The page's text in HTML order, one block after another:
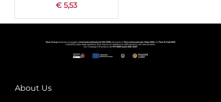
€ 5,53
About Us